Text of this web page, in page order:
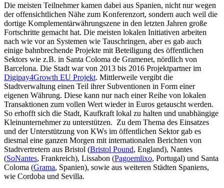
Die meisten Teilnehmer kamen dabei aus Spanien, nicht nur wegen
der offensichtlichen Nähe zum Konferenzort, sondern auch weil die
dortige Komplementärwährungszene in den letzten Jahren große
Fortschritte gemacht hat. Die meisten lokalen Initiativen arbeiten
nach wie vor an Systemen wie Tauschringen, aber es gab auch
einige bahnbrechende Projekte mit Beteiligung des öffentlichen
Sektors wie z.B. in Santa Coloma de Gramenet, nördlich von
Barcelona. Die Stadt war von 2013 bis 2016 Projektpartner im
Digipay4Growth EU Projekt. Mittlerweile vergibt die
Stadtverwaltung einen Teil ihrer Subventionen in Form einer
eigenen Währung. Diese kann nur nach einer Reihe von lokalen
Transaktionen zum vollen Wert wieder in Euros getauscht werden.
So erhofft sich die Stadt, Kaufkraft lokal zu halten und unabhängige
Kleinunternehmer zu unterstützen. Zu dem Thema des Einsatzes
und der Unterstützung von KWs im öffentlichen Sektor gab es
diesmal eine ganzen Morgen mit internationalen Berichten von
Stadtvertretern aus Bristol (Bristol Pound, England), Nantes
(SoNantes, Frankreich), Lissabon (Pagoemlixo, Portugal) und Santa
Coloma (Grama, Spanien), sowie aus weiteren Städten Spaniens,
wie Cordoba und Sevilla.